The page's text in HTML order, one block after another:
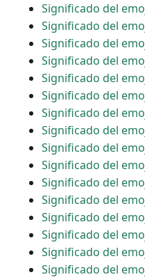
Significado del
Significado del
Significado del
Significado del
Significado del
Significado del
Significado del
Significado del
Significado del
Significado del
Significado del
Significado del
Significado del
Significado del
Significado del
Significado del